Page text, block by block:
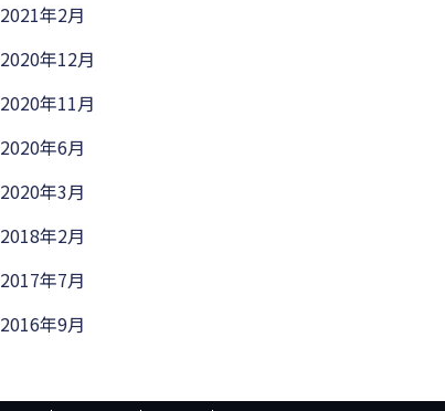
2021年2月
2020年12月
2020年11月
2020年6月
2020年3月
2018年2月
2017年7月
2016年9月